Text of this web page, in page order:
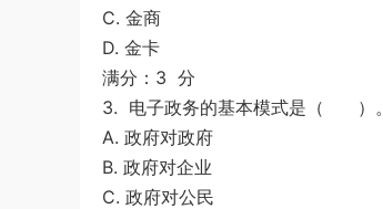
C. 金商
D. 金卡
满分：3 分
3. 电子政务的基本模式是（ ）。
A. 政府对政府
B. 政府对企业
C. 政府对公民